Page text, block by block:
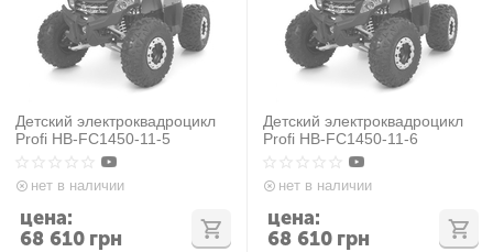
Детский электроквадроцикл
Profi HB-FC1450-11-5
нет в наличии
68 610 грн
цена:
Детский электроквадроцикл
Profi HB-FC1450-11-6
нет в наличии
68 610 грн
цена: